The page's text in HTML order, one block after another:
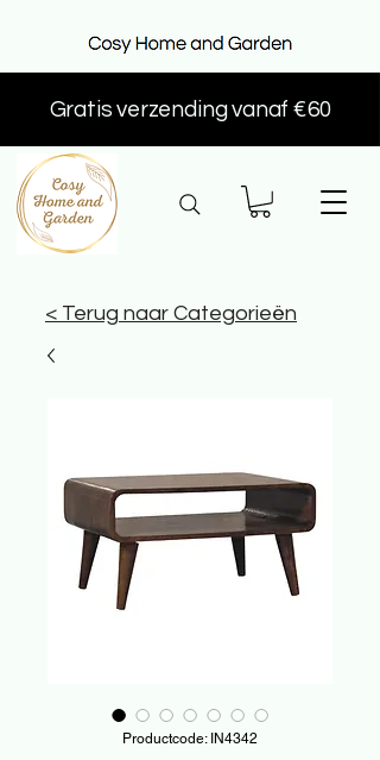
Gratis verzending vanaf €60
< Terug naar Categorieën
Productcode: IN4342